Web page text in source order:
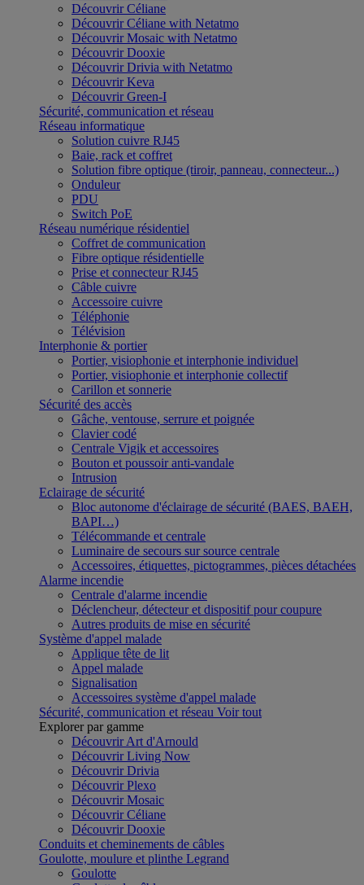
Découvrir Céliane
Découvrir Céliane with Netatmo
Découvrir Mosaic with Netatmo
Découvrir Dooxie
Découvrir Drivia with Netatmo
Découvrir Keva
Découvrir Green-I
Sécurité, communication et réseau
Réseau informatique
Solution cuivre RJ45
Baie, rack et coffret
Solution fibre optique (tiroir, panneau, connecteur...)
Onduleur
PDU
Switch PoE
Réseau numérique résidentiel
Coffret de communication
Fibre optique résidentielle
Prise et connecteur RJ45
Câble cuivre
Accessoire cuivre
Téléphonie
Télévision
Interphonie & portier
Portier, visiophonie et interphonie individuel
Portier, visiophonie et interphonie collectif
Carillon et sonnerie
Sécurité des accès
Gâche, ventouse, serrure et poignée
Clavier codé
Centrale Vigik et accessoires
Bouton et poussoir anti-vandale
Intrusion
Eclairage de sécurité
Bloc autonome d'éclairage de sécurité (BAES, BAEH,
BAPI…)
Télécommande et centrale
Luminaire de secours sur source centrale
Accessoires, étiquettes, pictogrammes, pièces détachées
Alarme incendie
Centrale d'alarme incendie
Déclencheur, détecteur et dispositif pour coupure
Autres produits de mise en sécurité
Système d'appel malade
Applique tête de lit
Appel malade
Signalisation
Accessoires système d'appel malade
Sécurité, communication et réseau Voir tout
Explorer par gamme
Découvrir Art d'Arnould
Découvrir Living Now
Découvrir Drivia
Découvrir Plexo
Découvrir Mosaic
Découvrir Céliane
Découvrir Dooxie
Conduits et cheminements de câbles
Goulotte, moulure et plinthe Legrand
Goulotte